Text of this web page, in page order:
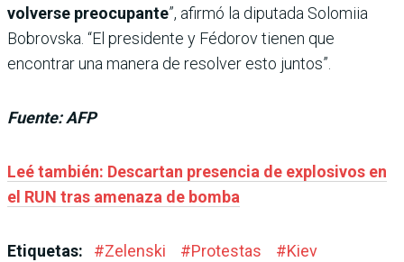
volverse preocupante”, afirmó la diputada Solomiia
Bobrovska. “El presidente y Fédorov tienen que
encontrar una manera de resolver esto juntos”.
Fuente: AFP
Leé también: Descartan presencia de explosivos en
el RUN tras amenaza de bomba
Etiquetas: #Zelenski #Protestas #Kiev